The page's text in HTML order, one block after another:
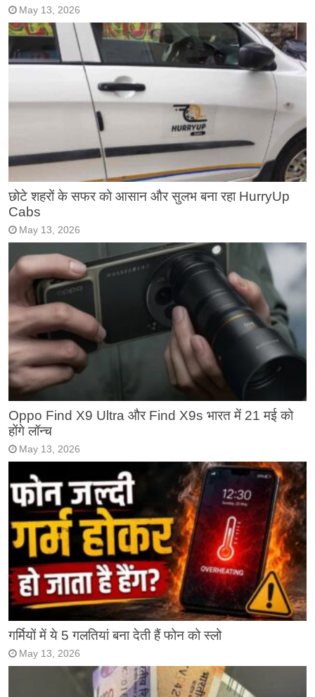
May 13, 2026
छोटे शहरों के सफर को आसान और सुलभ बना रहा HurryUp
Cabs
May 13, 2026
Oppo Find X9 Ultra और Find X9s भारत में 21 मई को
होंगे लॉन्च
May 13, 2026
गर्मियों में ये 5 गलतियां बना देती हैं फोन को स्लो
May 13, 2026